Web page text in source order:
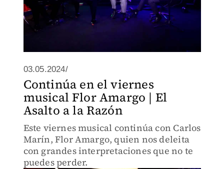
03.05.2024/
Continúa en el viernes
musical Flor Amargo | El
Asalto a la Razón
Este viernes musical continúa con Carlos
Marín, Flor Amargo, quien nos deleita
con grandes interpretaciones que no te
puedes perder.